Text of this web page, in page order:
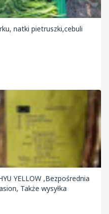
natki pietruszki,cebuli
YELLOW ,Bezpośrednia
Także wysyłka